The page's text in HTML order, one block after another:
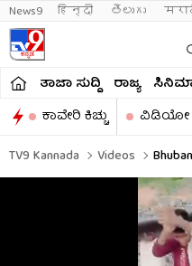
News9 हिन्दी తెలుగు
ತಾಜಾ ಸುದ್ದಿ ರಾಜ್ಯ
ಕಾವೇರಿ ಕಿಚ್ಚು
ವಿಡಿಯೋ
TV9 Kannada
Videos